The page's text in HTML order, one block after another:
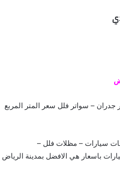
– سواتر فلل سعر المتر المربع
سيارات – مظلات فلل –
باسعار ھي الافضل بمدينة الرياض